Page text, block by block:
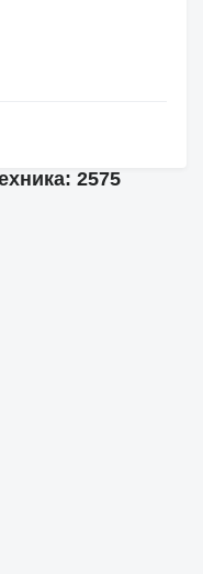
2575